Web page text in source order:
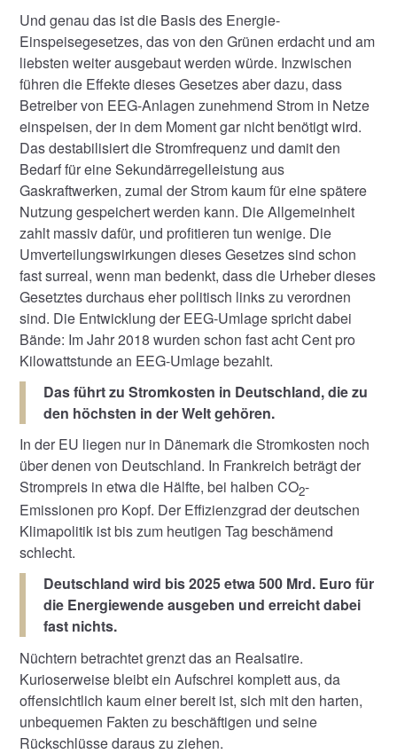
Und genau das ist die Basis des Energie-
Einspeisegesetzes, das von den Grünen erdacht und am
liebsten weiter ausgebaut werden würde. Inzwischen
führen die Effekte dieses Gesetzes aber dazu, dass
Betreiber von EEG-Anlagen zunehmend Strom in Netze
einspeisen, der in dem Moment gar nicht benötigt wird.
Das destabilisiert die Stromfrequenz und damit den
Bedarf für eine Sekundärregelleistung aus
Gaskraftwerken, zumal der Strom kaum für eine spätere
Nutzung gespeichert werden kann. Die Allgemeinheit
zahlt massiv dafür, und profitieren tun wenige. Die
Umverteilungswirkungen dieses Gesetzes sind schon
fast surreal, wenn man bedenkt, dass die Urheber dieses
Gesetztes durchaus eher politisch links zu verordnen
sind. Die Entwicklung der EEG-Umlage spricht dabei
Bände: Im Jahr 2018 wurden schon fast acht Cent pro
Kilowattstunde an EEG-Umlage bezahlt.
Das führt zu Stromkosten in Deutschland, die zu
den höchsten in der Welt gehören.
In der EU liegen nur in Dänemark die Stromkosten noch
über denen von Deutschland. In Frankreich beträgt der
Strompreis in etwa die Hälfte, bei halben CO2-
Emissionen pro Kopf. Der Effizienzgrad der deutschen
Klimapolitik ist bis zum heutigen Tag beschämend
schlecht.
Deutschland wird bis 2025 etwa 500 Mrd. Euro für
die Energiewende ausgeben und erreicht dabei
fast nichts.
Nüchtern betrachtet grenzt das an Realsatire.
Kurioserweise bleibt ein Aufschrei komplett aus, da
offensichtlich kaum einer bereit ist, sich mit den harten,
unbequemen Fakten zu beschäftigen und seine
Rückschlüsse daraus zu ziehen.